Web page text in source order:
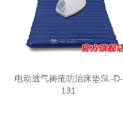
电动透气褥疮防治床垫SL-D-
131